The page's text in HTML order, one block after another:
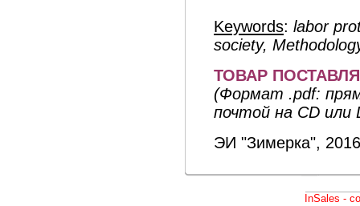
Keywords: labor
society,
ТОВАР
(Формат .pdf:
почтой на CD или
ЭИ "Зимерка",
InSales -